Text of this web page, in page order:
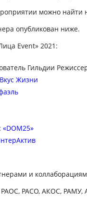
можно найти
опубликован ниже.
Event» 2021:
Гильдии
Вкус Жизни
«DOM25»
и
РАОС, РАСО, АКОС, РАМУ,